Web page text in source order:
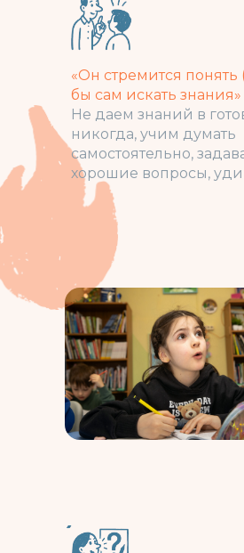
«Он стремится понять
бы сам искать знания»
Не даем знаний в
никогда, учим думать
самостоятельно,
хорошие вопросы,